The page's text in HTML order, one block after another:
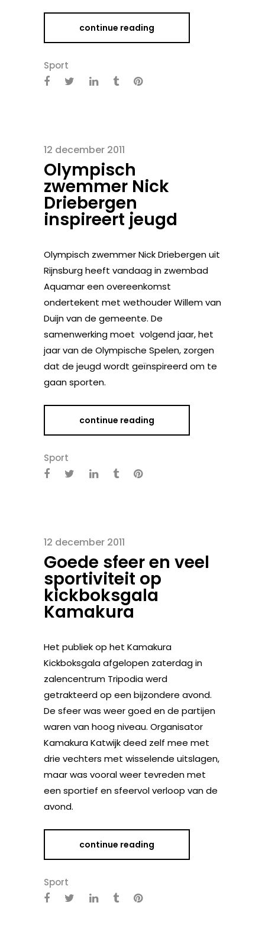
continue reading
Sport
12 december 2011
Olympisch
zwemmer Nick
Driebergen
inspireert jeugd
Olympisch zwemmer Nick Driebergen uit
Rijnsburg heeft vandaag in zwembad
Aquamar een overeenkomst
ondertekent met wethouder Willem van
Duijn van de gemeente. De
samenwerking moet volgend jaar, het
jaar van de Olympische Spelen, zorgen
dat de jeugd wordt geïnspireerd om te
gaan sporten.
continue reading
Sport
12 december 2011
Goede sfeer en veel
sportiviteit op
kickboksgala
Kamakura
Het publiek op het Kamakura
Kickboksgala afgelopen zaterdag in
zalencentrum Tripodia werd
getrakteerd op een bijzondere avond.
De sfeer was weer goed en de partijen
waren van hoog niveau. Organisator
Kamakura Katwijk deed zelf mee met
drie vechters met wisselende uitslagen,
maar was vooral weer tevreden met
een sportief en sfeervol verloop van de
avond.
continue reading
Sport